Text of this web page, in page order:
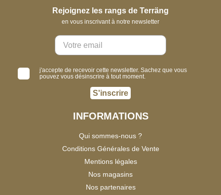
Rejoignez les rangs de Terräng
en vous inscrivant à notre newsletter
j'accepte de recevoir cette newsletter. Sachez que vous
pouvez vous désinscrire à tout moment.
S'inscrire
INFORMATIONS
Qui sommes-nous ?
Conditions Générales de Vente
Mentions légales
Nos magasins
Nos partenaires